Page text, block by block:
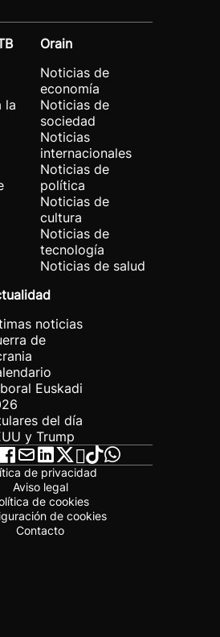
la
Orain
Noticias de
economía
Noticias de
sociedad
Noticias
internacionales
Noticias de
política
Noticias de
cultura
Noticias de
tecnología
Noticias de salud
noticias
de
Euskadi
del día
y Trump
de privacidad
Aviso legal
de cookies
de cookies
Contacto